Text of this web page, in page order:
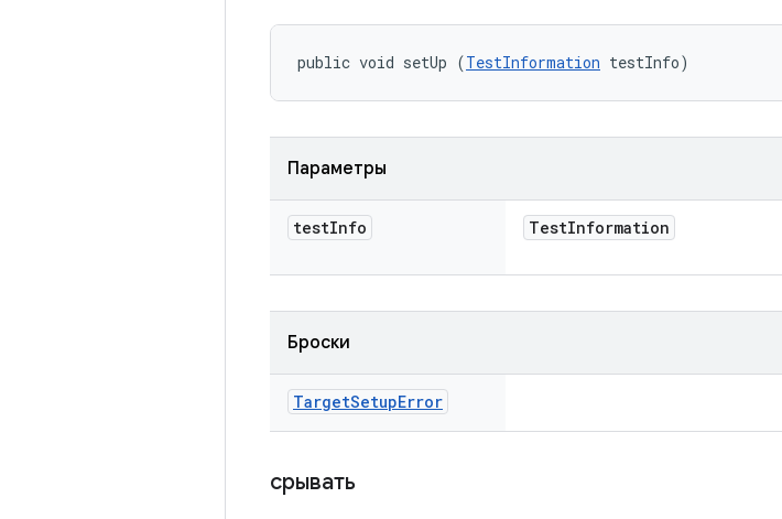
public void setUp (TestInformation testInfo)
Параметры
testInfo TestInformation
Броски
TargetSetupError
срывать